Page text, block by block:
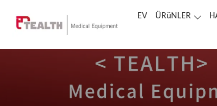
EV ÜRüNLER